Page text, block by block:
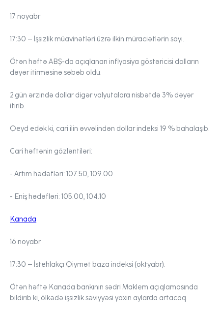
17 noyabr
17:30 – İşsizlik müavinətləri üzrə ilkin müraciətlərin sayı.
Ötən həftə ABŞ-da açıqlanan inflyasiya göstəricisi dolların
dəyər itirməsinə səbəb oldu.
2 gün ərzində dollar digər valyutalara nisbətdə 3% dəyər
itirib.
Qeyd edək ki, cari ilin əvvəlindən dollarindeksi 19 % bahalaşıb.
Cari həftənin gözləntiləri:
- Artım hədəfləri: 107.50, 109.00
- Eniş hədəfləri: 105.00, 104.10
Kanada
16 noyabr
17:30 – İstehlakçı Qiymət baza indeksi (oktyabr).
Ötən həftə Kanada bankının sədri Maklem açıqlamasında
bildirib ki, ölkədə işsizlik səviyyəsi yaxın aylarda artacaq.